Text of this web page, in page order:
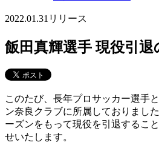
2022.01.31 リリース
飯田真輝選手 現役引
このたび、長年プロサッカー選手
ン奈良クラブに所属しておりまし
ーズンをもって現役を引退するこ
せいたします。